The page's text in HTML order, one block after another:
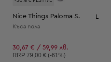
Nice Things Paloma S.
Къса пола
30,67 € / 59,99 лв.
Препоръчителна цена:
RRP79,00 € (-61%)